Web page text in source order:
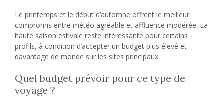
Le printemps et le début d’automne offrent le meilleur
compromis entre météo agréable et affluence modérée. La
haute saison estivale reste intéressante pour certains
profils, à condition d’accepter un budget plus élevé et
davantage de monde sur les sites principaux.
Quel budget prévoir pour ce type de
voyage ?